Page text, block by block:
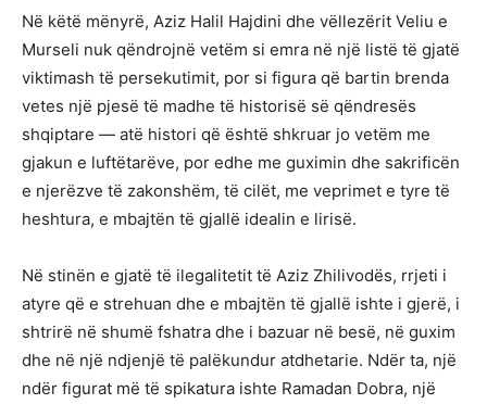
Në këtë mënyrë, Aziz Halil Hajdini dhe vëllezërit Veliu e
Murseli nuk qëndrojnë vetëm si emra në një listë të gjatë
viktimash të persekutimit, por si figura që bartin brenda
vetes një pjesë të madhe të historisë së qëndresës
shqiptare — atë histori që është shkruar jo vetëm me
gjakun e luftëtarëve, por edhe me guximin dhe sakrificën
e njerëzve të zakonshëm, të cilët, me veprimet e tyre të
heshtura, e mbajtën të gjallë idealin e lirisë.
Në stinën e gjatë të ilegalitetit të Aziz Zhilivodës, rrjeti i
atyre që e strehuan dhe e mbajtën të gjallë ishte i gjerë, i
shtrirë në shumë fshatra dhe i bazuar në besë, në guxim
dhe në një ndjenjë të palëkundur atdhetarie. Ndër ta, një
ndër figurat më të spikatura ishte Ramadan Dobra, një